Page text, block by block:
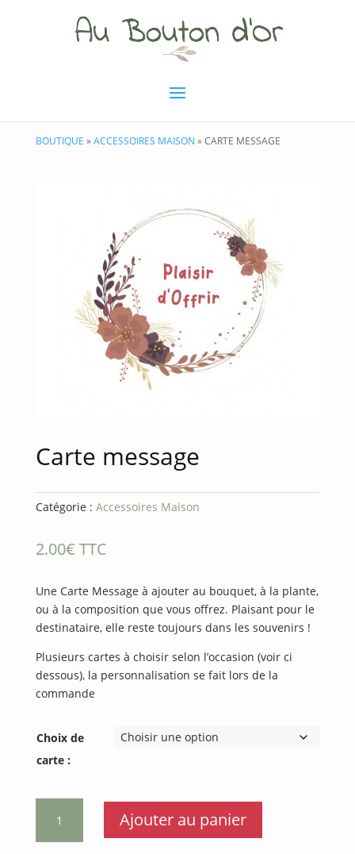
BOUTIQUE »ACCESSOIRES MAISON » CARTE MESSAGE
Carte message
Catégorie : Accessoires Maison
2.00€ TTC
Une Carte Message à ajouter au bouquet, à la plante,
ou à la composition que vous offrez. Plaisant pour le
destinataire, elle reste toujours dans les souvenirs !
Plusieurs cartes à choisir selon l’occasion (voir ci
dessous), la personnalisation se fait lors de la
commande
Choix de
carte :
Carte
Ajouter au panier